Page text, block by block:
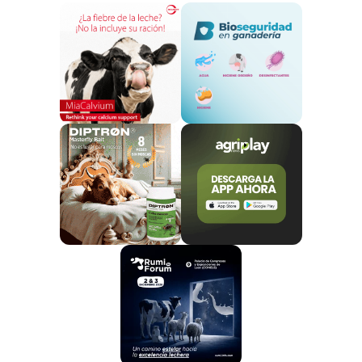
investigación genética. En el caso de “Teodoro”,
los científicos introdujeron una mutación en un gen
crítico para la fecundación, lo que permitirá estudiar
en detalle problemas reproductivos en especies de
ganado como ovejas y vacas.
Aplicaciones potenciales en la
reproducción animal y humana
El nacimiento de “Teodoro” no solo es un logro
técnico, sino que tambiénabre puertas para la
investigación en fertilidad y reproducción.
los investigadores, este cordero permitirá un análisis
más profundo de los procesos biológicos que ocurren
durante la fecundación, aportando datos que podrían
ser fundamentales para mejorar la fertilidad en
especies de interés agrícola.
Asimismo, este avance tieneimplicaciones para la